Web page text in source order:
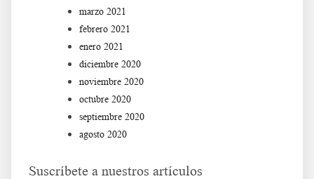
marzo 2021
febrero 2021
enero 2021
diciembre 2020
noviembre 2020
octubre 2020
septiembre 2020
agosto 2020
Suscríbete a nuestros artículos